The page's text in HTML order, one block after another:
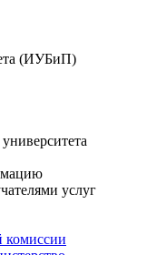
(ИУБиП)
услуг
комиссии